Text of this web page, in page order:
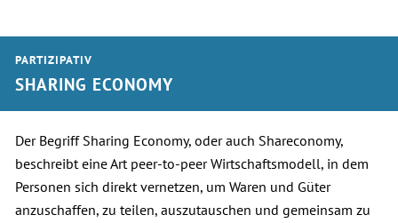
PARTIZIPATIV
SHARING ECONOMY
Der Begriff Sharing Economy, oder auch Shareconomy,
beschreibt eine Art peer-to-peer Wirtschaftsmodell, in dem
Personen sich direkt vernetzen, um Waren und Güter
anzuschaffen, zu teilen, auszutauschen und gemeinsam zu